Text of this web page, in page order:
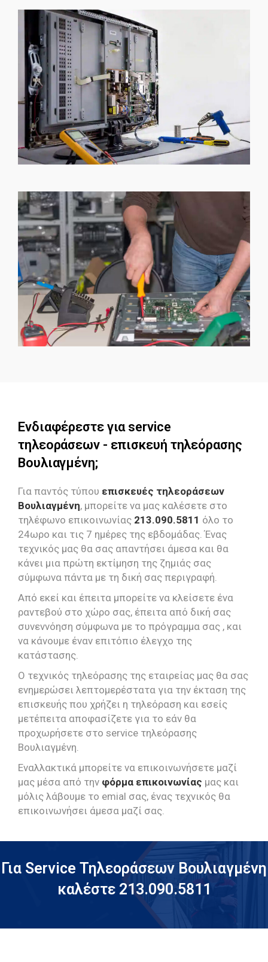
Ενδιαφέρεστε για service
τηλεοράσεων - επισκευή τηλεόρασης
Βουλιαγμένη;
Για παντός τύπου επισκευές τηλεοράσεων
Βουλιαγμένη, μπορείτε να μας καλέσετε στο
τηλέφωνο επικοινωνίας 213.090.5811 όλο το
24ωρο και τις 7 ημέρες της εβδομάδας. Ένας
τεχνικός μας θα σας απαντήσει άμεσα και θα
κάνει μια πρώτη εκτίμηση της ζημιάς σας
σύμφωνα πάντα με τη δική σας περιγραφή.
Από εκεί και έπειτα μπορείτε να κλείσετε ένα
ραντεβού στο χώρο σας, έπειτα από δική σας
συνεννόηση σύμφωνα με το πρόγραμμα σας , και
να κάνουμε έναν επιτόπιο έλεγχο της
κατάστασης.
Ο τεχνικός τηλεόρασης της εταιρείας μας θα σας
ενημερώσει λεπτομερέστατα για την έκταση της
επισκευής που χρήζει η τηλεόραση και εσείς
μετέπειτα αποφασίζετε για το εάν θα
προχωρήσετε στο service τηλεόρασης
Βουλιαγμένη.
Εναλλακτικά μπορείτε να επικοινωνήσετε μαζί
μας μέσα από την φόρμα επικοινωνίας μας και
μόλις λάβουμε το emial σας, ένας τεχνικός θα
επικοινωνήσει άμεσα μαζί σας.
Για Service Τηλεοράσεων Βουλιαγμένη
καλέστε 213.090.5811